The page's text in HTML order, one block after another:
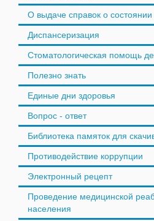
О выдаче справок о состоянии
Диспансеризация
Стоматологическая помощь
Полезно знать
Единые дни здоровья
Вопрос - ответ
Библиотека памяток для
Противодействие коррупции
Электронный рецепт
Проведение медицинской
населения